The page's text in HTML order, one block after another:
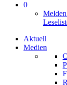
0
Aktuell
Medien